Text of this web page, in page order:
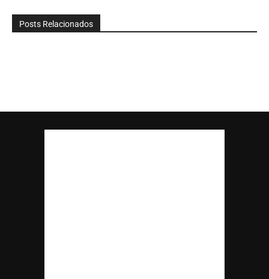
Posts Relacionados